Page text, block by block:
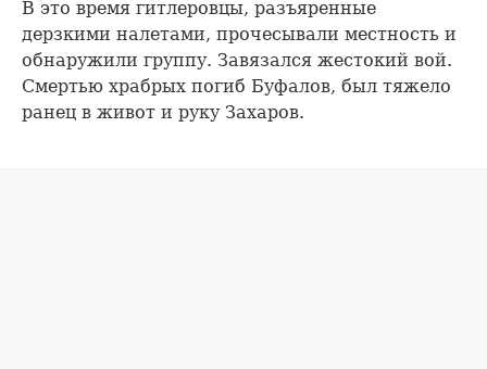
В это время гитлеровцы, разъяренные
дерзкими налетами, прочесывали местность и
обнаружили группу. Завязался жестокий вой.
Смертью храбрых погиб Буфалов, был тяжело
ранец в живот и руку Захаров.